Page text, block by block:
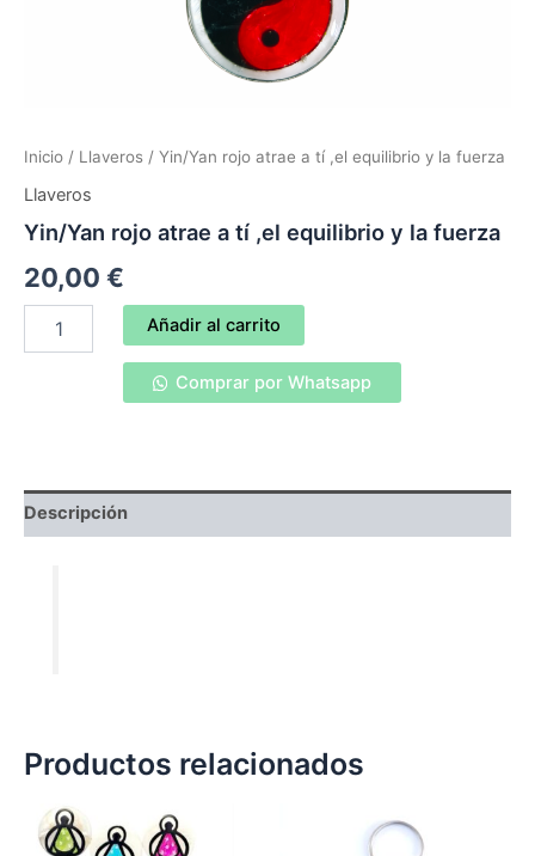
Inicio / Llaveros / Yin/Yan rojo atrae a tí ,el equilibrio y la fuerza
Llaveros
Yin/Yan rojo atrae a tí ,el equilibrio y la fuerza
20,00 €
la
Añadir al carrito
Comprar por Whatsapp
Descripción
Productos relacionados